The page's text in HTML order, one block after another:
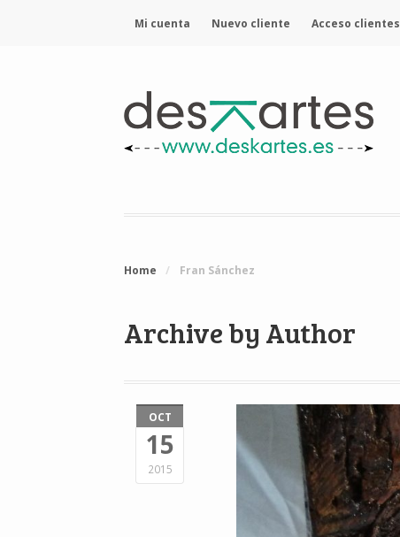
Mi cuenta Nuevo cliente Acceso clientes
Home / Fran Sánchez
Archive by Author
OCT
15
2015